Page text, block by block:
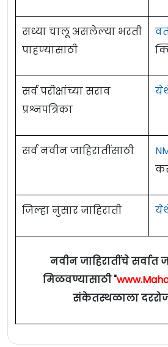
सध्या चालू असलेल्या भरती
पाहण्यासाठी
सर्व परीक्षांच्या सराव
प्रश्नपत्रिका
सर्व नवीन जाहिरातींसाठी
जिल्हा नुसार जाहिराती
नवीन जाहिरातींचे
मिळवण्यासाठी "
संकेतस्थळाला दररोज